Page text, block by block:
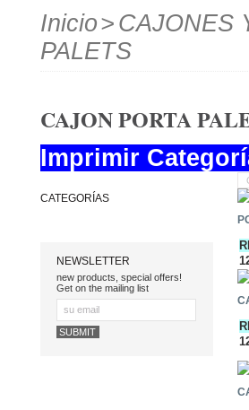
Inicio> CAJONES
PALETS
CAJON PORTA
Imprimir
CATEGORÍAS
NEWSLETTER
new products, special offers!
Get on the mailing list